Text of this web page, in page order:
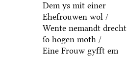
Dem ys mit einer
Ehefrouwen wol /
Wente nemandt drecht
ſo hogen moth /
Eine Frouw gyfft em